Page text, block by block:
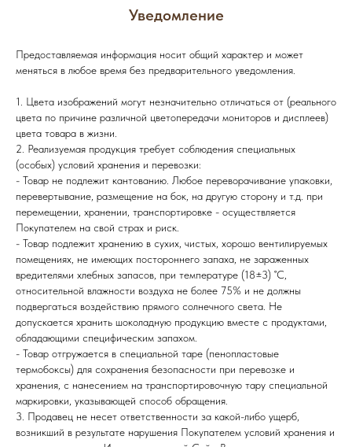
Уведомление
Предоставляемая информация носит общий характер и может
меняться в любое время без предварительного уведомления.
1. Цвета изображений могут незначительно отличаться от (реального
цвета по причине различной цветопередачи мониторов и дисплеев)
цвета товара в жизни.
2. Реализуемая продукция требует соблюдения специальных
(особых) условий хранения и перевозки:
- Товар не подлежит кантованию. Любое переворачивание упаковки,
перевертывание, размещение на бок, на другую сторону и т.д. при
перемещении, хранении, транспортировке - осуществляется
Покупателем на свой страх и риск.
- Товар подлежит хранению в сухих, чистых, хорошо вентилируемых
помещениях, не имеющих постороннего запаха, не зараженных
вредителями хлебных запасов, при температуре (18±3) ˚С,
относительной влажности воздуха не более 75% и не должны
подвергаться воздействию прямого солнечного света. Не
допускается хранить шоколадную продукцию вместе с продуктами,
обладающими специфическим запахом.
- Товар отгружается в специальной таре (пенопластовые
термобоксы) для сохранения безопасности при перевозке и
хранения, с нанесением на транспортировочную тару специальной
маркировки, указывающей способ обращения.
3. Продавец не несет ответственности за какой-либо ущерб,
возникший в результате нарушения Покупателем условий хранения и